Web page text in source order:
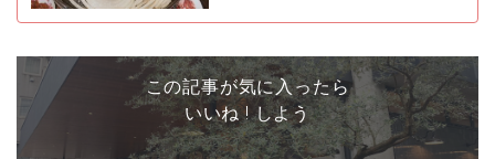
この記事が気に入ったら
いいね ! しよう